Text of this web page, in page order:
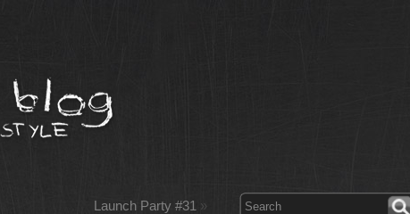
Launch Party #31 »